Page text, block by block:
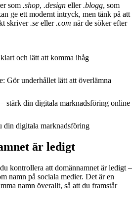
som .shop, .design eller.blogg, som
ge ett modernt intryck, men tänk på att
skriver.se eller.com när de söker efter
och lätt att komma ihåg
Gör underhållet lätt att överlämna
stärk din digitala marknadsföring online
din digitala marknadsföring
är ledigt
kontrollera att domännamnet är ledigt –
namn på sociala medier. Det är en
namn överallt, så att du framstår